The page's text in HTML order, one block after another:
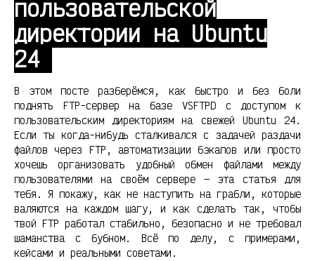
пользовательской
директории на Ubuntu
24
В этом посте разберёмся, как быстро и без боли
поднять FTP-сервер на базе VSFTPD с доступом к
пользовательским директориям на свежей Ubuntu 24.
Если ты когда-нибудь сталкивался с задачей раздачи
файлов через FTP, автоматизации бэкапов или просто
хочешь организовать удобный обмен файлами между
пользователями на своём сервере — эта статья для
тебя. Я покажу, как не наступить на грабли, которые
валяются на каждом шагу, и как сделать так, чтобы
твой FTP работал стабильно, безопасно и не требовал
шаманства с бубном. Всё по делу, с примерами,
кейсами и реальными советами.